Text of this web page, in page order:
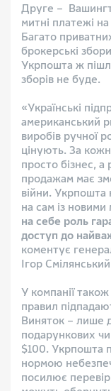
Друге –
митні платежі
Багато
брокерські
Укрпошта ж
зборів не буде.
«Українські
американський
виробів ручної
цінують. За
просто бізнес, а
продажам має
війни.
на сам із
на себе роль
доступ до
коментує
Ігор
У компанії
правил
Виняток – лише
подарункових
$100. Укрпошта
нормою
посилює